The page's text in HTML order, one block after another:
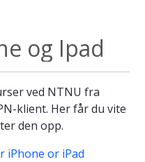
og Ipad
ved NTNU fra
klient. Her får du vite
den opp.
iPhone or iPad